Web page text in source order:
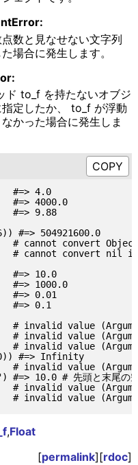
数と見なせない文字列
場合に発生します。
ド to_f を持たないオブジ
定したか、 to_f が浮動
かった場合に発生しま
4.0
#=> 4000.0
#=> 9.88
#=> 504921600.0
# cannot convert
cannot convert nil
#=> 10.0
1000.0
#=> 0.01
0.1
invalid value
invalid value
invalid value
#=> Infinity
invalid value
10.0 # 先頭と末尾の空
invalid value
,Float
[permalink][rdoc]